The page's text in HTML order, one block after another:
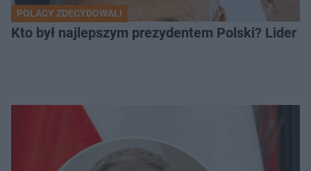
POLACY ZDECYDOWALI
Kto był najlepszym prezydentem Polski? Lider